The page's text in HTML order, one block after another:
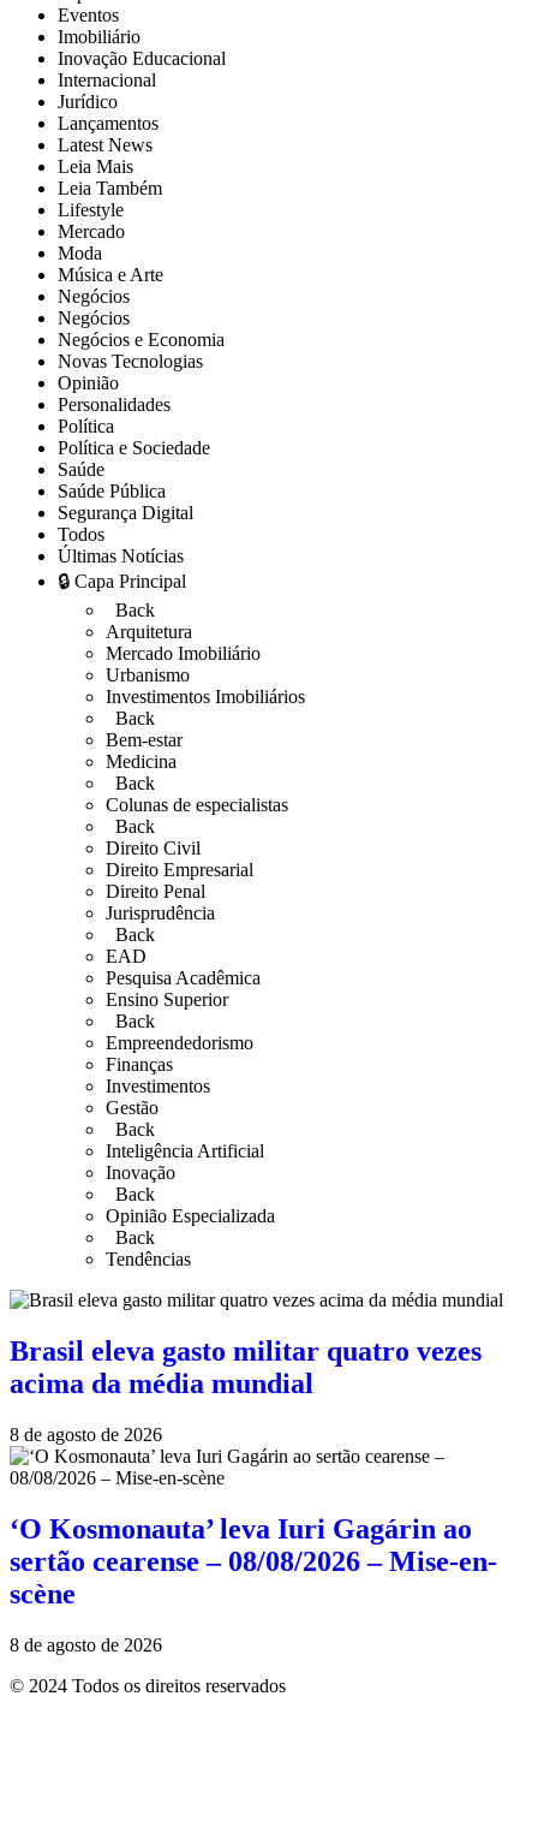
Eventos
Imobiliário
Inovação Educacional
Internacional
Jurídico
Lançamentos
Latest News
Leia Mais
Leia Também
Lifestyle
Mercado
Moda
Música e Arte
Negócios
Negócios
Negócios e Economia
Novas Tecnologias
Opinião
Personalidades
Política
Política e Sociedade
Saúde
Saúde Pública
Segurança Digital
Todos
Últimas Notícias
🔒 Capa Principal
Back
Arquitetura
Mercado Imobiliário
Urbanismo
Investimentos Imobiliários
Back
Bem-estar
Medicina
Back
Colunas de especialistas
Back
Direito Civil
Direito Empresarial
Direito Penal
Jurisprudência
Back
EAD
Pesquisa Acadêmica
Ensino Superior
Back
Empreendedorismo
Finanças
Investimentos
Gestão
Back
Inteligência Artificial
Inovação
Back
Opinião Especializada
Back
Tendências
Brasil eleva gasto militar quatro vezes
acima da média mundial
8 de agosto de 2026
‘O Kosmonauta’ leva Iuri Gagárin ao
sertão cearense – 08/08/2026 – Mise-en-
scène
8 de agosto de 2026
© 2024 Todos os direitos reservados